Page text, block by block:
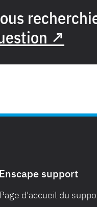
↗
Enscape support
Page d'accueil du